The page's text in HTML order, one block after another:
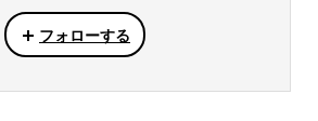
フォローする